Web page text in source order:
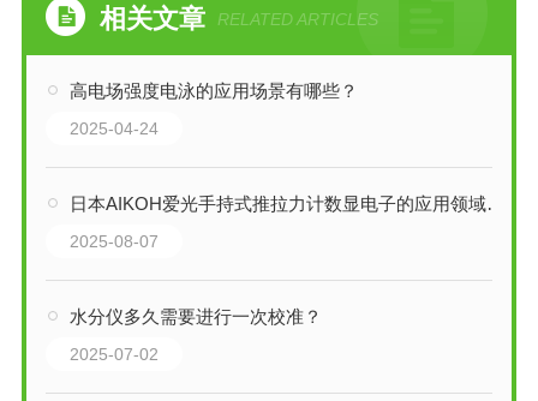
相关文章 RELATED ARTICLES
高电场强度电泳的应用场景有哪些？
2025-04-24
日本AIKOH爱光手持式推拉力计数显电子的应用领域是哪些
2025-08-07
水分仪多久需要进行一次校准？
2025-07-02